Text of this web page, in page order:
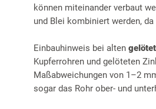
können miteinander verbaut
und Blei kombiniert werden,
Einbauhinweis bei alten
Kupferrohren und gelöteten
Maßabweichungen von 1–2
sogar das Rohr ober- und